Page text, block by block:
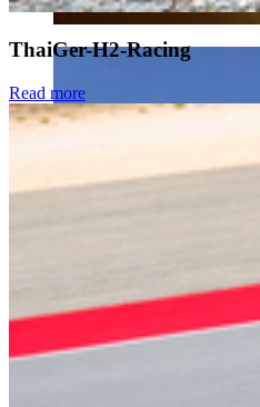
ThaiGer-H2-Racing
Read more